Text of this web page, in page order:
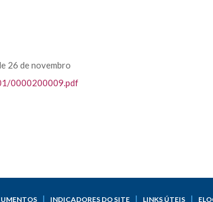
26 de novembro
0000200009.pdf
INDICADORES DO SITE LINKS ÚTEIS